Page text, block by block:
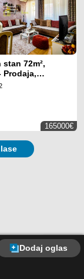
Dodaj oglas
72m²,
Prodaja,
165000€